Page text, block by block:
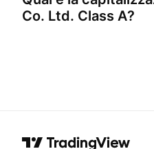
Co. Ltd. Class A?